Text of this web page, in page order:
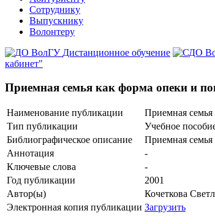
Сотруднику
Выпускнику
Волонтеру
Дистанционное обучение
кабинет"
Приемная семья как форма опеки и
Наименование публикации
Приемная семья
Тип публикации
Учебное
Библиографическое описание
Приемная семья
Аннотация
-
Ключевые cлова
-
Год публикации
2001
Автор(ы)
Кочеткова
Электронная копия публикации Загрузить